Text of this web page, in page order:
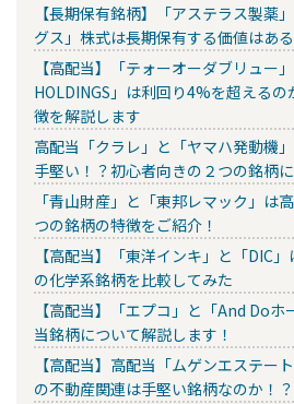
【長期保有銘柄】「アステラス製薬
グス」株式は長期保有する価値はあ
【高配当】「テォーオーダブリュー
HOLDINGS」は利回り4%を超える
徴を解説します
高配当「クラレ」と「ヤマハ発動機
手堅い！？初心者向きの２つの銘柄
「青山財産」と「東邦レマック」は
つの銘柄の特徴をご紹介！
【高配当】「東洋インキ」と「DIC
の化学系銘柄を比較してみた
【高配当】「エプコ」と「And Do
当銘柄について解説します！
【高配当】高配当「ムゲンエステー
の不動産関連は手堅い銘柄なのか！？